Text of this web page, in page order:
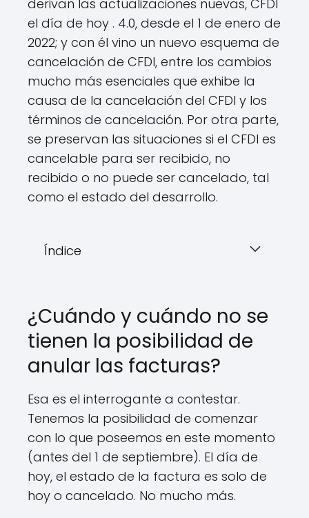
derivan las actualizaciones nuevas, CFDI
el día de hoy . 4.0, desde el 1 de enero de
2022; y con él vino un nuevo esquema de
cancelación de CFDI, entre los cambios
mucho más esenciales que exhibe la
causa de la cancelación del CFDI y los
términos de cancelación. Por otra parte,
se preservan las situaciones si el CFDI es
cancelable para ser recibido, no
recibido o no puede ser cancelado, tal
como el estado del desarrollo.
Índice
¿Cuándo y cuándo no se
tienen la posibilidad de
anular las facturas?
Esa es el interrogante a contestar.
Tenemos la posibilidad de comenzar
con lo que poseemos en este momento
(antes del 1 de septiembre). El día de
hoy, el estado de la factura es solo de
hoy o cancelado. No mucho más.